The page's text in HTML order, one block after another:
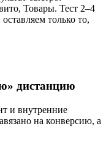
Товары. Тест 2–4
только то,
дистанцию
и внутренние
на конверсию, а